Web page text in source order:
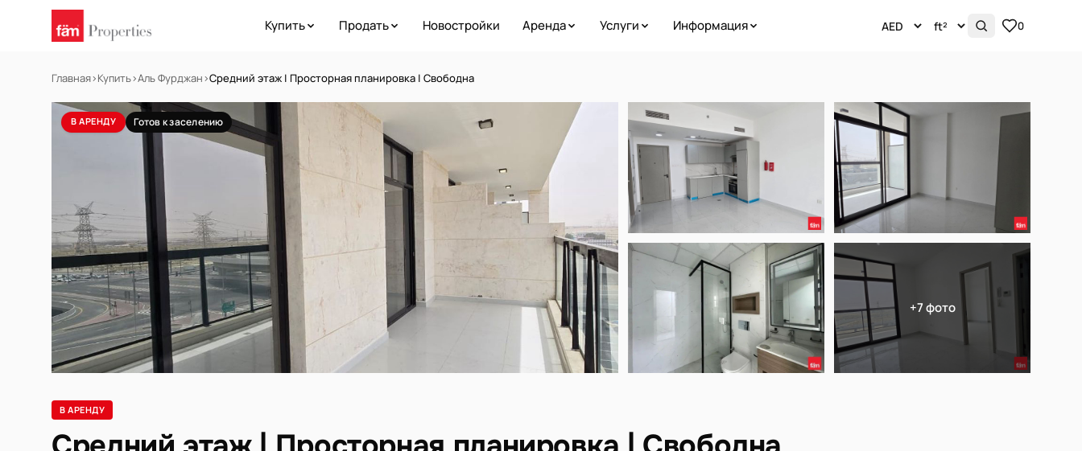
Купить Продать Новостройки Аренда Услуги Информация 0
Главная›Купить›Аль Фурджан›Средний этаж | Просторная планировка | Свободна
В АРЕНДУ Готов к заселению
+7 фото
В АРЕНДУ